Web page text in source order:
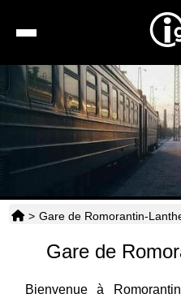
> Gare de Romorantin-
Gare de
Bienvenue à